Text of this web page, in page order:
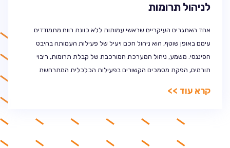
לניהול תרומות
אחד האתגרים העיקריים שראשי עמותות ללא כוונת רווח מתמודדים
עימם באופן שוטף, הוא ניהול חכם ויעיל של פעילות העמותה בהיבט
הפיננסי. משמע, ניהול המערכת המורכבת של קבלת תרומות, ריבוי
תורמים, הפקת מסמכים הקשורים בפעילות הכלכלית המתרחשת
הנכונים, לצורך השגת המטרות שלשמן היא הוקמה. הפתרון? תוכנה
קרא עוד >>